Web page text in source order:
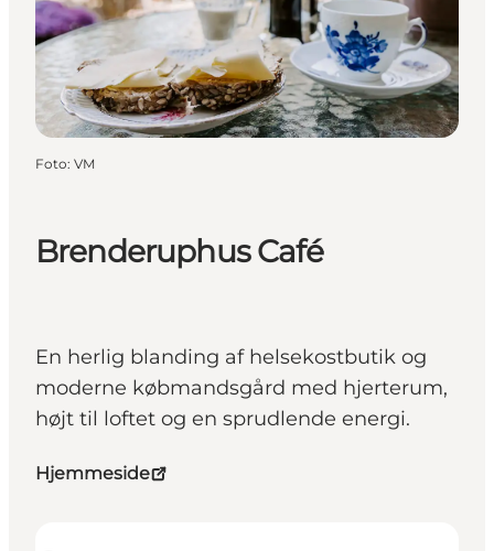
Book oplevelse
Møde og Konference
Brenderuphus Café
En herlig blanding af helsekostbutik og
moderne købmandsgård med hjerterum,
højt til loftet og en sprudlende energi.
Hjemmeside
Foto: VM